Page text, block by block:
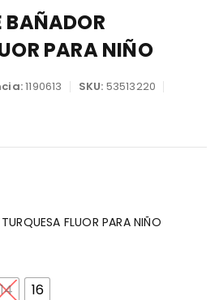
BAÑADOR
PARA NIÑO
1190613 SKU: 53513220
FLUOR PARA NIÑO
14 16